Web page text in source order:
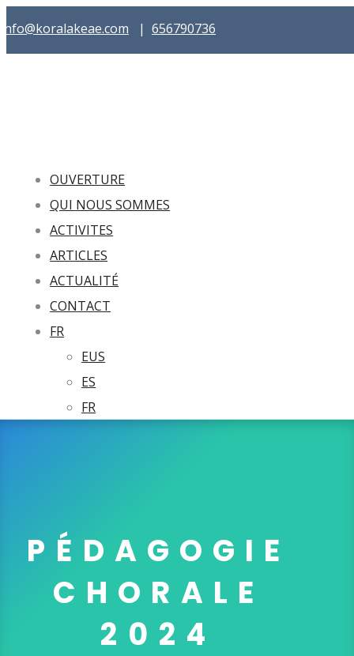
info@koralakeae.com | 656790736
OUVERTURE
QUI NOUS SOMMES
ACTIVITES
ARTICLES
ACTUALITÉ
CONTACT
FR
EUS
ES
FR
PÉDAGOGIE
CHORALE
2024